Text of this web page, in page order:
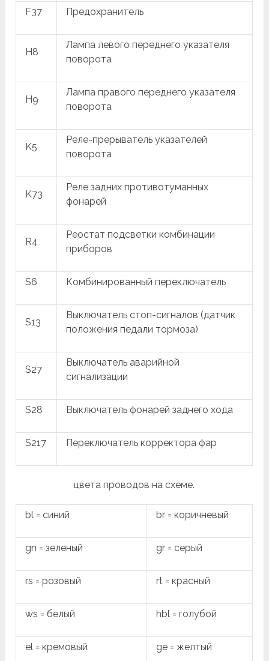
F37 Предохранитель
H8
Лампа левого переднего указателя
поворота
H9
Лампа правого переднего указателя
поворота
K5
Реле-прерыватель указателей
поворота
K73
Реле задних противотуманных
фонарей
R4
Реостат подсветки комбинации
приборов
S6 Комбинированный переключатель
S13
Выключатель стоп-сигналов (датчик
положения педали тормоза)
S27
Выключатель аварийной
сигнализации
S28 Выключатель фонарей заднего хода
S217 Переключатель корректора фар
цвета проводов на схеме.
bl = синий br = коричневый
gn = зеленый gr = серый
rs = розовый rt = красный
ws = белый hbl = голубой
el = кремовый ge = желтый